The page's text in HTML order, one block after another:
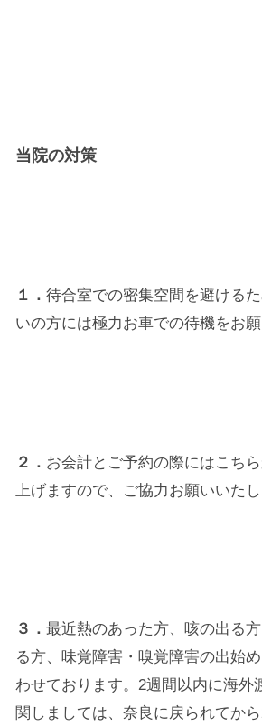
当院の対策
１．待合室での密集空間を避ける
いの方には極力お車での待機をお願
２． お会計とご予約の際にはこち
上げますので、ご協力お願いいたし
３．最近熱のあった方、咳の出る
る方、味覚障害・嗅覚障害の出始
わせております。2週間以内に海外
関しましては、奈良に戻られてか